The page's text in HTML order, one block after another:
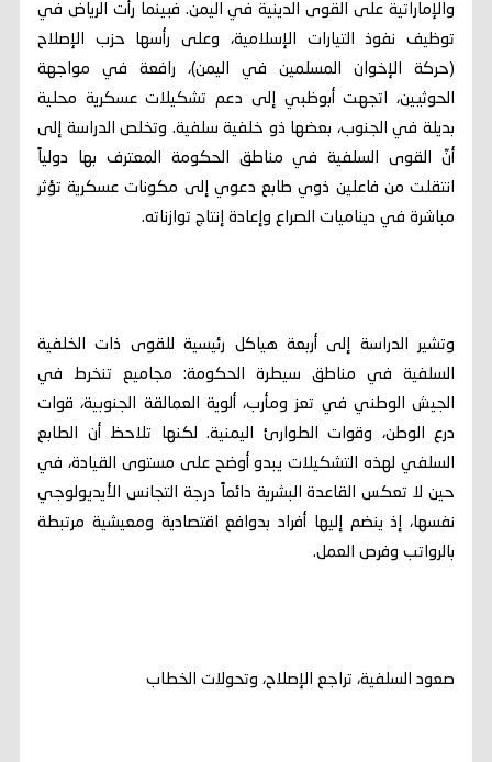
والإماراتية على القوى الدينية في اليمن. فبينما رأت الرياض في
توظيف نفوذ التيارات الإسلامية، وعلى رأسها حزب الإصلاح
(حركة الإخوان المسلمين في اليمن)، رافعة في مواجهة
الحوثيين، اتجهت أبوظبي إلى دعم تشكيلات عسكرية محلية
بديلة في الجنوب، بعضها ذو خلفية سلفية. وتخلص الدراسة إلى
أنّ القوى السلفية في مناطق الحكومة المعترف بها دولياً
انتقلت من فاعلين ذوي طابع دعوي إلى مكونات عسكرية تؤثر
مباشرة في ديناميات الصراع وإعادة إنتاج توازناته.
وتشير الدراسة إلى أربعة هياكل رئيسية للقوى ذات الخلفية
السلفية في مناطق سيطرة الحكومة: مجاميع تنخرط في
الجيش الوطني في تعز ومأرب، ألوية العمالقة الجنوبية، قوات
درع الوطن، وقوات الطوارئ اليمنية. لكنها تلاحظ أن الطابع
السلفي لهذه التشكيلات يبدو أوضح على مستوى القيادة، في
حين لا تعكس القاعدة البشرية دائماً درجة التجانس الأيديولوجي
نفسها، إذ ينضم إليها أفراد بدوافع اقتصادية ومعيشية مرتبطة
بالرواتب وفرص العمل.
صعود السلفية، تراجع الإصلاح، وتحولات الخطاب